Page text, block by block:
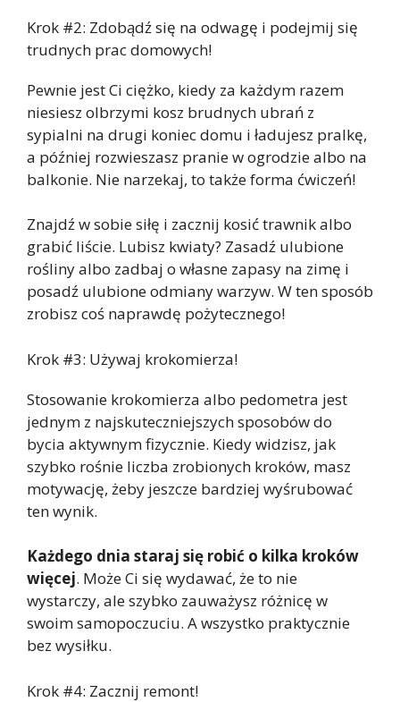
Krok #2: Zdobądź się na odwagę i podejmij się
trudnych prac domowych!
Pewnie jest Ci ciężko, kiedy za każdym razem
niesiesz olbrzymi kosz brudnych ubrań z
sypialni na drugi koniec domu i ładujesz pralkę,
a później rozwieszasz pranie w ogrodzie albo na
balkonie. Nie narzekaj, to także forma ćwiczeń!
Znajdź w sobie siłę i zacznij kosić trawnik albo
grabić liście. Lubisz kwiaty? Zasadź ulubione
rośliny albo zadbaj o własne zapasy na zimę i
posadź ulubione odmiany warzyw. W ten sposób
zrobisz coś naprawdę pożytecznego!
Krok #3: Używaj krokomierza!
Stosowanie krokomierza albo pedometra jest
jednym z najskuteczniejszych sposobów do
bycia aktywnym fizycznie. Kiedy widzisz, jak
szybko rośnie liczba zrobionych kroków, masz
motywację, żeby jeszcze bardziej wyśrubować
ten wynik.
Każdego dnia staraj się robić o kilka kroków
więcej. Może Ci się wydawać, że to nie
wystarczy, ale szybko zauważysz różnicę w
swoim samopoczuciu. A wszystko praktycznie
bez wysiłku.
Krok #4: Zacznij remont!